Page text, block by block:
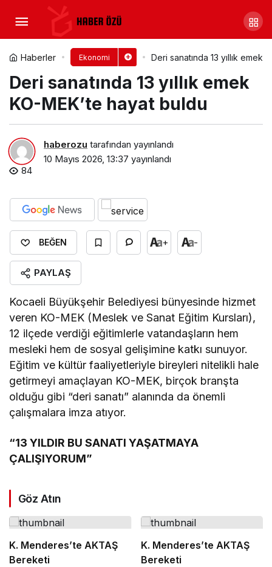
Haberler Ekonomi Deri sanatında 13 yıllık emek
Deri sanatında 13 yıllık emek
KO-MEK’te hayat buldu
haberozu tarafından yayınlandı
10 Mayıs 2026, 13:37 yayınlandı
84
BEĞEN + -
PAYLAŞ
Kocaeli Büyükşehir Belediyesi bünyesinde hizmet
veren KO-MEK (Meslek ve Sanat Eğitim Kursları),
12 ilçede verdiği eğitimlerle vatandaşların hem
mesleki hem de sosyal gelişimine katkı sunuyor.
Eğitim ve kültür faaliyetleriyle bireyleri nitelikli hale
getirmeyi amaçlayan KO-MEK, birçok branşta
olduğu gibi “deri sanatı” alanında da önemli
çalışmalara imza atıyor.
“13 YILDIR BU SANATI YAŞATMAYA
ÇALIŞIYORUM”
Göz Atın
K. Menderes’te AKTAŞ
Bereketi
K. Menderes’te AKTAŞ
Bereketi
İstanbul’da Uygulama Bazlı
Taksi İçin 8. İhale 12 Mayıs’ta
Yorum Yap